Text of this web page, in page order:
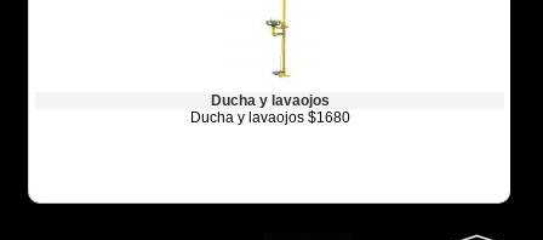
Ducha y lavaojos
Ducha y lavaojos $1680